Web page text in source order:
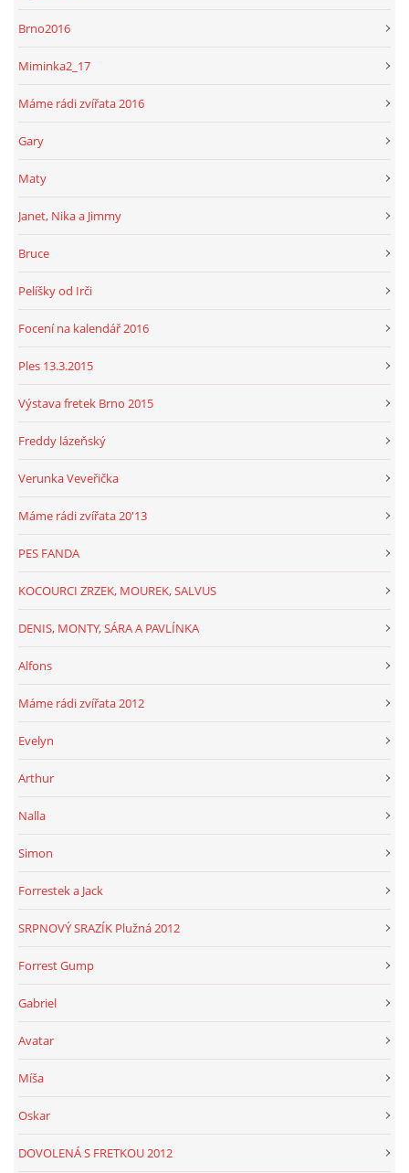
Brno2016
Miminka2_17
Máme rádi zvířata 2016
Gary
Maty
Janet, Nika a Jimmy
Bruce
Pelíšky od Irči
Focení na kalendář 2016
Ples 13.3.2015
Výstava fretek Brno 2015
Freddy lázeňský
Verunka Veveřička
Máme rádi zvířata 20'13
PES FANDA
KOCOURCI ZRZEK, MOUREK, SALVUS
DENIS, MONTY, SÁRA A PAVLÍNKA
Alfons
Máme rádi zvířata 2012
Evelyn
Arthur
Nalla
Simon
Forrestek a Jack
SRPNOVÝ SRAZÍK Plužná 2012
Forrest Gump
Gabriel
Avatar
Míša
Oskar
DOVOLENÁ S FRETKOU 2012